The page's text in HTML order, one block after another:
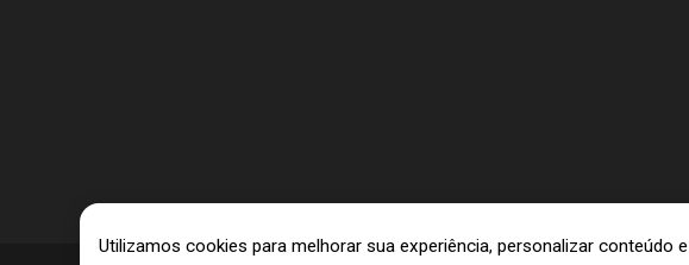
Utilizamos cookies para melhorar sua experiência, personalizar